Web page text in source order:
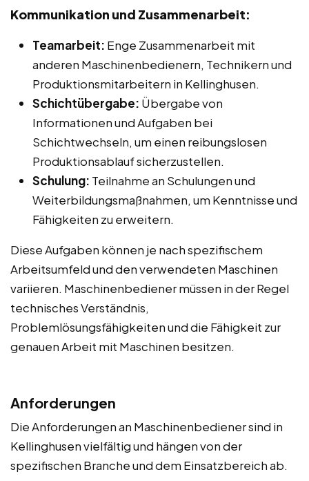
Kommunikation und Zusammenarbeit:
Teamarbeit: Enge Zusammenarbeit mit
anderen Maschinenbedienern, Technikern und
Produktionsmitarbeitern in Kellinghusen.
Schichtübergabe: Übergabe von
Informationen und Aufgaben bei
Schichtwechseln, um einen reibungslosen
Produktionsablauf sicherzustellen.
Schulung: Teilnahme an Schulungen und
Weiterbildungsmaßnahmen, um Kenntnisse und
Fähigkeiten zu erweitern.
Diese Aufgaben können je nach spezifischem
Arbeitsumfeld und den verwendeten Maschinen
variieren. Maschinenbediener müssen in der Regel
technisches Verständnis,
Problemlösungsfähigkeiten und die Fähigkeit zur
genauen Arbeit mit Maschinen besitzen.
Anforderungen
Die Anforderungen an Maschinenbediener sind in
Kellinghusen vielfältig und hängen von der
spezifischen Branche und dem Einsatzbereich ab.